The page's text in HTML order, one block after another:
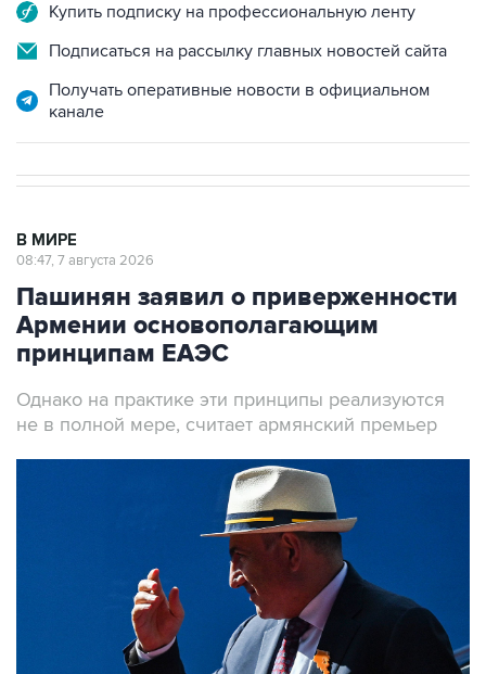
Купить подписку на профессиональную ленту
Подписаться на рассылку главных новостей сайта
Получать оперативные новости в официальном
канале
В МИРЕ
08:47, 7 августа 2026
Пашинян заявил о приверженности
Армении основополагающим
принципам ЕАЭС
Однако на практике эти принципы реализуются
не в полной мере, считает армянский премьер